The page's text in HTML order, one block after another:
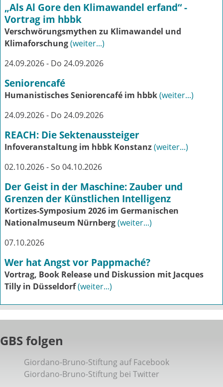
„Als Al Gore den Klimawandel erfand“ -
Vortrag im hbbk
Verschwörungsmythen zu Klimawandel und
Klimaforschung(weiter...)
24.09.2026 - Do 24.09.2026
Seniorencafé
Humanistisches Seniorencafé im hbbk(weiter...)
24.09.2026 - Do 24.09.2026
REACH: Die Sektenaussteiger
Infoveranstaltung im hbbk Konstanz(weiter...)
02.10.2026 - So 04.10.2026
Der Geist in der Maschine: Zauber und
Grenzen der Künstlichen Intelligenz
Kortizes-Symposium 2026 im Germanischen
Nationalmuseum Nürnberg(weiter...)
07.10.2026
Wer hat Angst vor Pappmaché?
Vortrag, Book Release und Diskussion mit Jacques
Tilly in Düsseldorf(weiter...)
GBS folgen
Giordano-Bruno-Stiftung auf Facebook
Giordano-Bruno-Stiftung bei Twitter